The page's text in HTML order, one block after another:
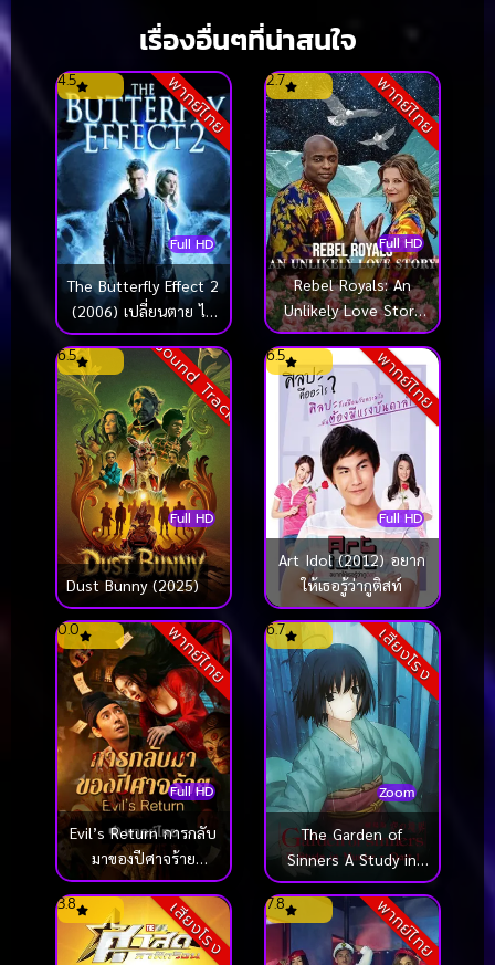
เรื่องอื่นๆที่น่าสนใจ
พากย์ไทย
Full HD
4.5
The Butterfly Effect 2
(2006) เปลี่ยนตาย ไม่
ให้ตาย 2
พากย์ไทย
Full HD
2.7
Rebel Royals: An
Unlikely Love Story
(2025) รักเหลือเชื่อของ
เชื้อพระวงศ์หัวขบถ
Sound Track
Full HD
6.5
Dust Bunny (2025)
พากย์ไทย
Full HD
6.5
Art Idol (2012) อยาก
ให้เธอรู้ว่ากูติสท์
พากย์ไทย
Full HD
0.0
Evil’s Return การกลับ
มาของปีศาจร้าย
(2026)
เสียงโรง
Zoom
6.7
The Garden of
Sinners A Study in
Murder (2007)
เสียงโรง
3.8 พากย์ไทย
7.8